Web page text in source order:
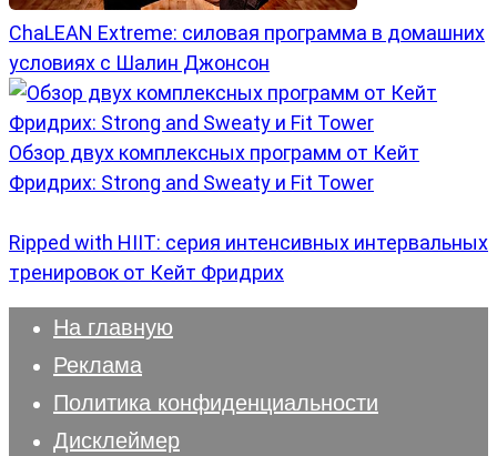
ChaLEAN Extreme: силовая программа в домашних
условиях с Шалин Джонсон
Обзор двух комплексных программ от Кейт
Фридрих: Strong and Sweaty и Fit Tower
Ripped with HIIT: серия интенсивных интервальных
тренировок от Кейт Фридрих
На главную
Реклама
Политика конфиденциальности
Дисклеймер